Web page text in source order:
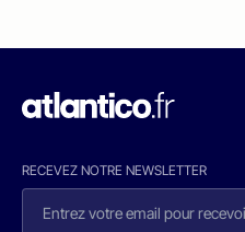
RECEVEZ NOTRE NEWSLETTER